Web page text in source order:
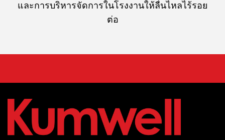
และการบริหารจัดการในโรงงานให้ลื่นไหลไร้รอย
ต่อ